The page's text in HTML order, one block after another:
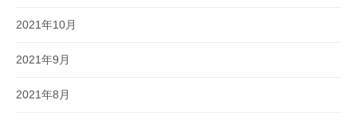
2021年10月
2021年9月
2021年8月